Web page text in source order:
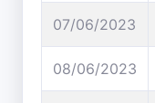
07/06/2023
08/06/2023